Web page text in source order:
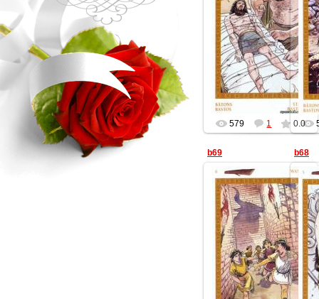
13.07.2014
Геката
579 1 0.0
b69
13.07.2014
Геката
b68